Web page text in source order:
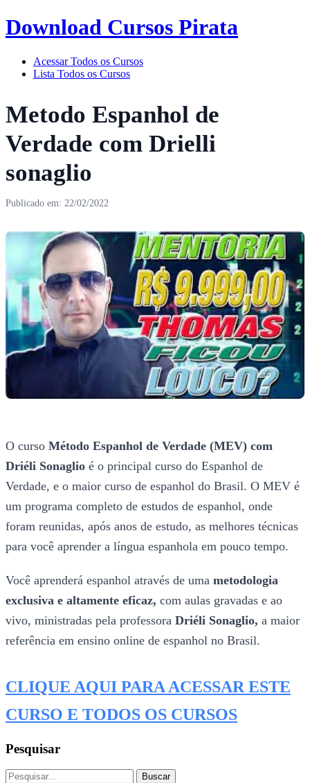
Download Cursos Pirata
Acessar Todos os Cursos
Lista Todos os Cursos
Metodo Espanhol de
Verdade com Drielli
sonaglio
Publicado em: 22/02/2022
O curso Método Espanhol de Verdade (MEV) com
Driéli Sonaglio é o principal curso do Espanhol de
Verdade, e o maior curso de espanhol do Brasil. O MEV é
um programa completo de estudos de espanhol, onde
foram reunidas, após anos de estudo, as melhores técnicas
para você aprender a língua espanhola em pouco tempo.
Você aprenderá espanhol através de uma metodologia
exclusiva e altamente eficaz, com aulas gravadas e ao
vivo, ministradas pela professora Driéli Sonaglio, a maior
referência em ensino online de espanhol no Brasil.
CLIQUE AQUI PARA ACESSAR ESTE
CURSO E TODOS OS CURSOS
Pesquisar
Buscar